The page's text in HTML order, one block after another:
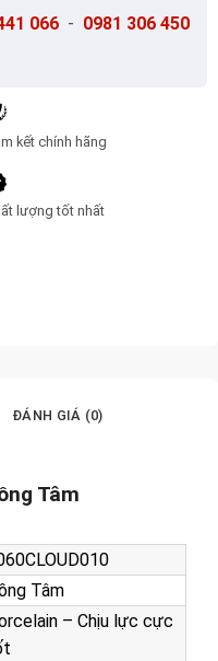
066 - 0981 306 450
kết chính hãng
lượng tốt nhất
ĐÁNH GIÁ (0)
Tâm
Tâm
– Chịu lực cực